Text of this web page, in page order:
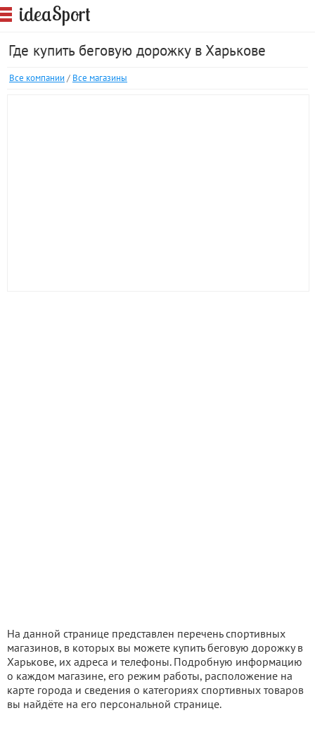
ideaSport
Где купить беговую дорожку в Харькове
Все компании / Все магазины
На данной странице представлен перечень спортивных
магазинов, в которых вы можете купить беговую дорожку в
Харькове, их адреса и телефоны. Подробную информацию
о каждом магазине, его режим работы, расположение на
карте города и сведения о категориях спортивных товаров
вы найдёте на его персональной странице.